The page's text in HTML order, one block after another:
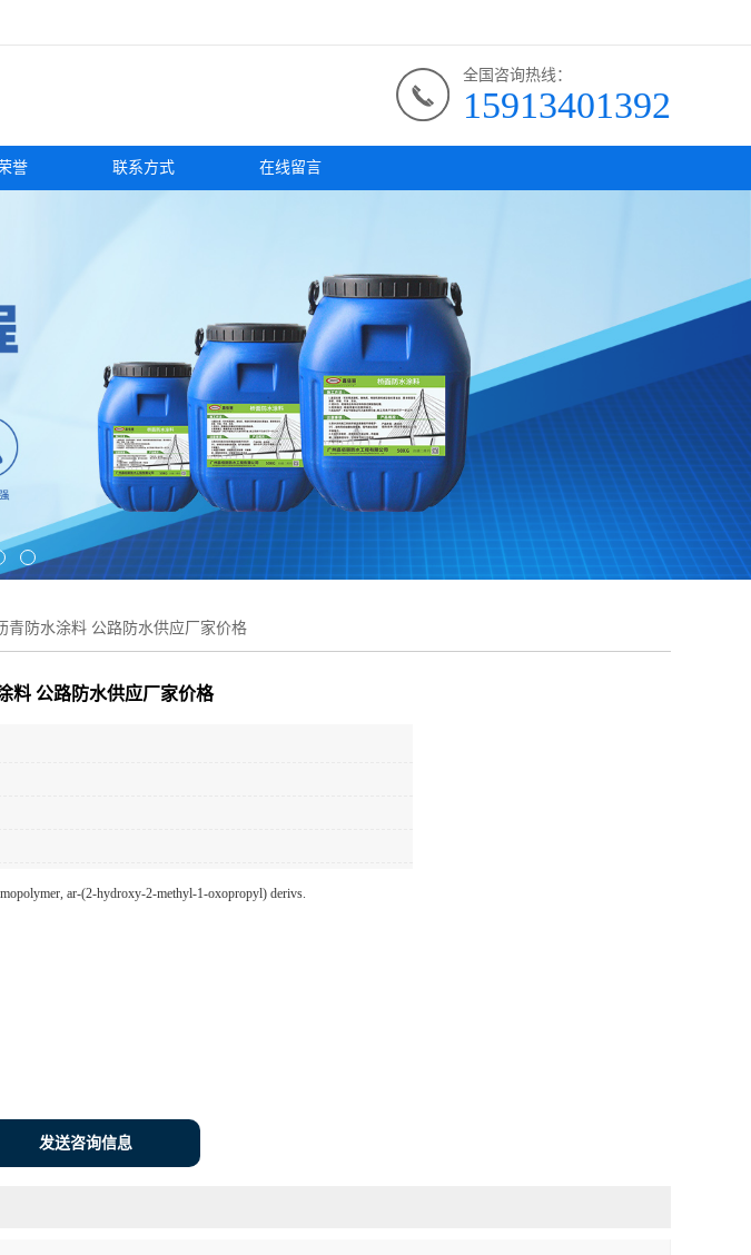
全国咨询热线：
15913401392
誉 联系方式 在线留言
青防水涂料 公路防水供应厂家价格
料 公路防水供应厂家价格
ar-(2-hydroxy-2-methyl-1-oxopropyl) derivs.
发送咨询信息